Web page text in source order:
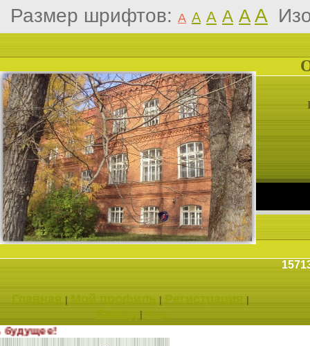
Размер шрифтов: A A A A A A
Главная Мой профиль Регистрация
Выход Вход
будущее!